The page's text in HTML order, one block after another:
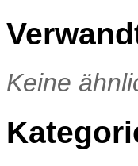
Keine